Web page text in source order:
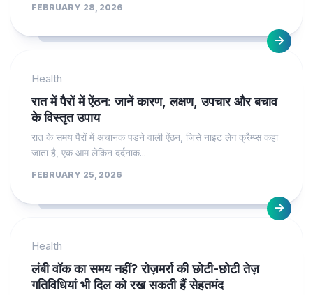
FEBRUARY 28, 2026
Health
रात में पैरों में ऐंठन: जानें कारण, लक्षण, उपचार और बचाव
के विस्तृत उपाय
रात के समय पैरों में अचानक पड़ने वाली ऐंठन, जिसे नाइट लेग क्रैम्प्स कहा
जाता है, एक आम लेकिन दर्दनाक...
FEBRUARY 25, 2026
Health
लंबी वॉक का समय नहीं? रोज़मर्रा की छोटी-छोटी तेज़
गतिविधियां भी दिल को रख सकती हैं सेहतमंद